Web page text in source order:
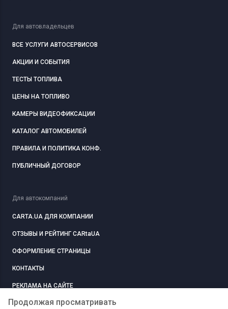
Продолжая просматривать
Для автовладельцев
ВСЕ УСЛУГИ АВТОСЕРВИСОВ
АКЦИИ И СОБЫТИЯ
ТЕСТЫ ТОПЛИВА
ЦЕНЫ НА ТОПЛИВО
КАМЕРЫ ВИДЕОФИКСАЦИИ
КАТАЛОГ АВТОМОБИЛЕЙ
ПРАВИЛА И ПОЛИТИКА КОНФ.
ПУБЛИЧНЫЙ ДОГОВОР
Для автокомпаний
CARTA.UA ДЛЯ КОМПАНИИ
ОТЗЫВЫ И РЕЙТИНГ CARtaUA
ОФОРМЛЕНИЕ СТРАНИЦЫ
КОНТАКТЫ
РЕКЛАМА НА САЙТЕ